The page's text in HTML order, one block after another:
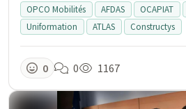
OPCO Mobilités
AFDAS OCAPIAT
Uniformation
ATLAS Constructys
0 0 1167